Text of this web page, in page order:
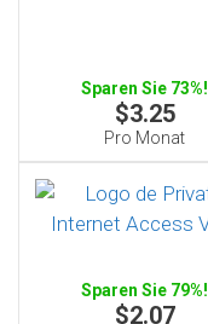
Sparen Sie 73%!
$3.25
Pro Monat
Sparen Sie 79%!
$2.07